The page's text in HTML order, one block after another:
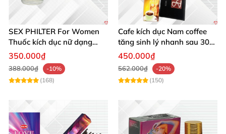
SEX PHILTER For Women
Thuốc kích dục nữ dạng
nước chính hãng Mỹ tốt
350.000₫
388.000₫
-10%
(168)
Cafe kích dục Nam coffee
tăng sinh lý nhanh sau 30
phút, an toàn, hiệu quả
450.000₫
562.000₫
-20%
(150)